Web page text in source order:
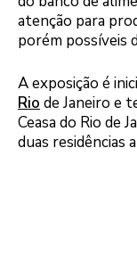
atenção para
porém possíveis
A exposição é
Rio de Janeiro e
Ceasa do Rio de
duas residências